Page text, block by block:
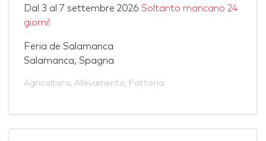
Dal 3 al 7 settembre 2026 Soltanto mancano 24
giorni!
Feria de Salamanca
Salamanca, Spagna
Agricoltura, Allevamento, Fattoria